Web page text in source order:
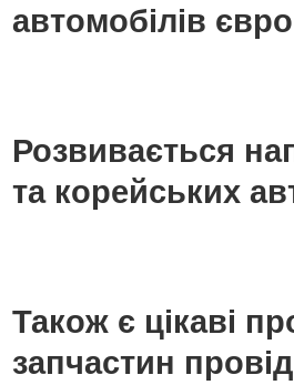
автомобілів
Розвивається
та корейських
Також є цікаві
запчастин